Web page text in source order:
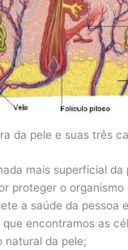
da pele e suas três
mais superficial da
proteger o organismo
a saúde da pessoa
que encontramos as
natural da pele;